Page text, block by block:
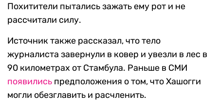
Похитители пытались зажать ему рот и не
рассчитали силу.
Источник также рассказал, что тело
журналиста завернули в ковер и увезли в лес в
90 километрах от Стамбула. Раньше в СМИ
появились предположения о том, что Хашогги
могли обезглавить и расчленить.